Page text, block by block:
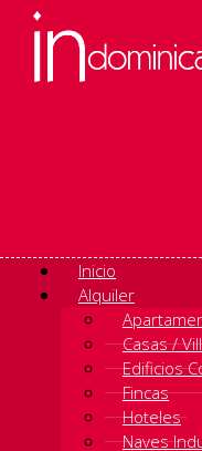
Inicio
Alquiler
Casas /
Edificios
Fincas
Hoteles
Naves